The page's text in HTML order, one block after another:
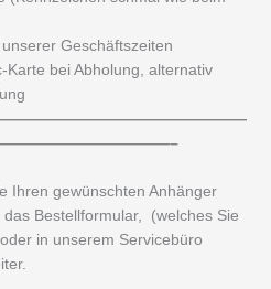
Geschäftszeiten
bei Abholung, alternativ
Ihren gewünschten Anhänger
Bestellformular, (welches Sie
in unserem Servicebüro